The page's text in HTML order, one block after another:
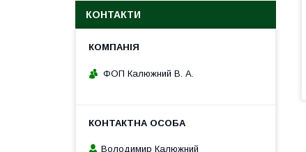
КОНТАКТИ
ФОП Калюжний В. А.
Володимир Калюжний